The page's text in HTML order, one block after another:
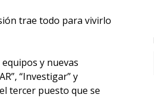
trae todo para vivirlo
equipos y nuevas
“Investigar” y
tercer puesto que se